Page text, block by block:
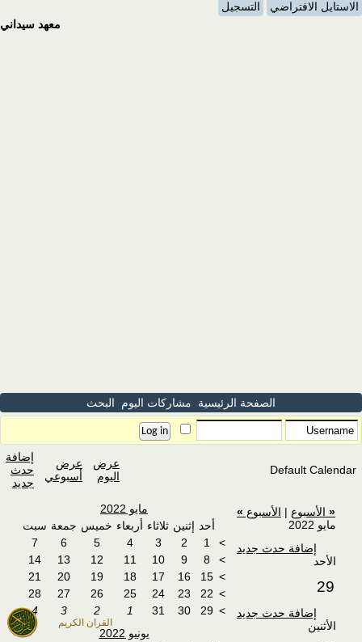
القران الكريم
الاستايل الافتراضي
التسجيل
معهد سيداني
الصفحة الرئيسية مشاركات اليوم البحث
Default Calendar
عرض
اليوم
عرض
أسبوعي
إضافة
حدث
جديد
« الأسبوع | الأسبوع »
مايو 2022
إضافة حدث جديد
الأحد
29
إضافة حدث جديد
الأثنين
مايو 2022
أحد إثنين ثلاثاء أربعاء خميس جمعة سبت
>
1
2
3
4
5
6
7
>
8
9
10
11
12
13
14
>
15
16
17
18
19
20
21
>
22
23
24
25
26
27
28
>
29
30
31
1
2
3
4
يونيو 2022